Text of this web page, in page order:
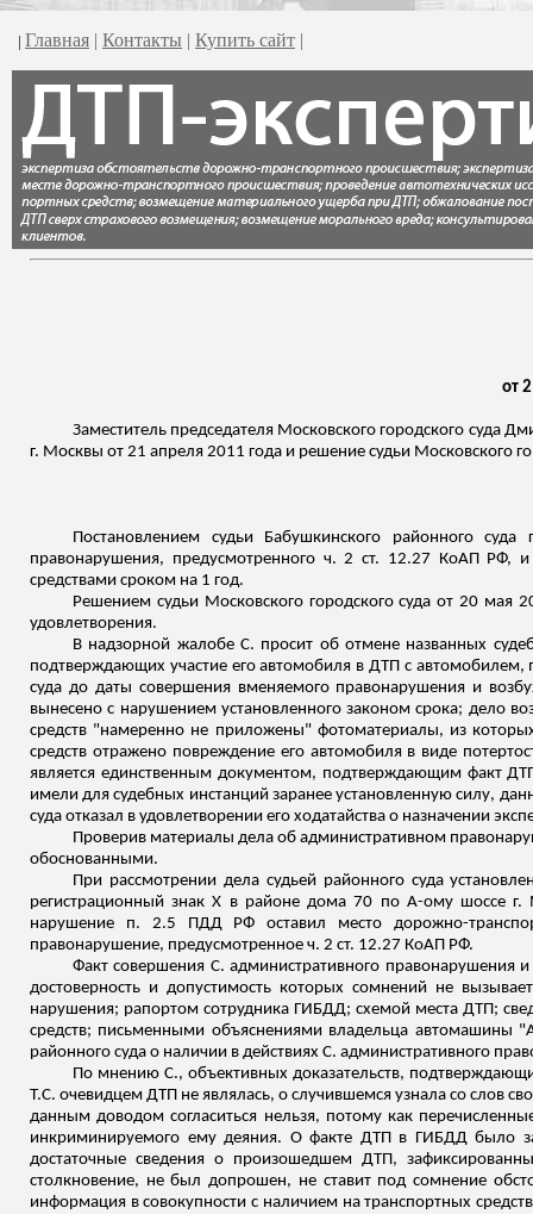
| Главная | Контакты | Купить сайт |
от
Заместитель председателя Московского городского суда
г. Москвы от 21 апреля 2011 года и решение судьи Московского
Постановлением судьи Бабушкинского районного
правонарушения, предусмотренного ч. 2 ст. 12.27 КоАП РФ,
средствами сроком на 1 год.
Решением судьи Московского городского суда от 20 мая
удовлетворения.
В надзорной жалобе С. просит об отмене названных
подтверждающих участие его автомобиля в ДТП с
суда до даты совершения вменяемого правонарушения и
вынесено с нарушением установленного законом срока; дело
средств "намеренно не приложены" фотоматериалы, из
средств отражено повреждение его автомобиля в виде
является единственным документом, подтверждающим факт
имели для судебных инстанций заранее установленную силу,
суда отказал в удовлетворении его ходатайства о назначении
Проверив материалы дела об административном
обоснованными.
При рассмотрении дела судьей районного суда
регистрационный знак Х в районе дома 70 по А-ому шоссе г.
нарушение п. 2.5 ПДД РФ оставил место дорожно-
правонарушение, предусмотренное ч. 2 ст. 12.27 КоАП РФ.
Факт совершения С. административного правонарушения
достоверность и допустимость которых сомнений не
нарушения; рапортом сотрудника ГИБДД; схемой места ДТП;
средств; письменными объяснениями владельца автомашины
районного суда о наличии в действиях С. административного
По мнению С., объективных доказательств,
Т.С. очевидцем ДТП не являлась, о случившемся узнала со слов
данным доводом согласиться нельзя, потому как
инкриминируемого ему деяния. О факте ДТП в ГИБДД было
достаточные сведения о произошедшем ДТП,
столкновение, не был допрошен, не ставит под сомнение
информация в совокупности с наличием на транспортных